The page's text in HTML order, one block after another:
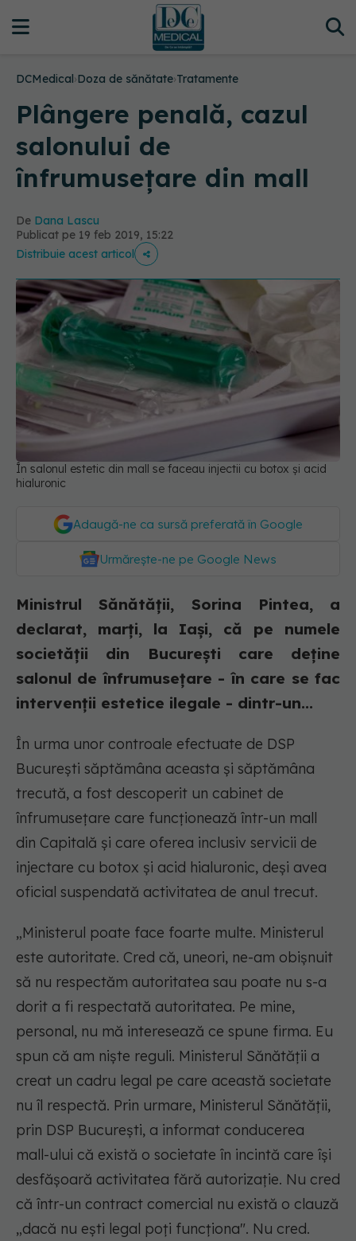
DCMedical›Doza de sănătate›Tratamente
Plângere penală, cazul
salonului de
înfrumusețare din mall
De Dana Lascu
Publicat pe 19 feb 2019, 15:22
Distribuie acest articol
În salonul estetic din mall se faceau injectii cu botox și acid
hialuronic
Adaugă-ne ca sursă preferată în Google
Urmărește-ne pe Google News
Ministrul Sănătății, Sorina Pintea, a
declarat, marți, la Iași, că pe numele
societății din București care deține
salonul de înfrumusețare - în care se fac
intervenții estetice ilegale - dintr-un...
În urma unor controale efectuate de DSP
București săptămâna aceasta și săptămâna
trecută, a fost descoperit un cabinet de
înfrumusețare care funcționează într-un mall
din Capitală și care oferea inclusiv servicii de
injectare cu botox și acid hialuronic, deși avea
oficial suspendată activitatea de anul trecut.
„Ministerul poate face foarte multe. Ministerul
este autoritate. Cred că, uneori, ne-am obișnuit
să nu respectăm autoritatea sau poate nu s-a
dorit a fi respectată autoritatea. Pe mine,
personal, nu mă interesează ce spune firma. Eu
spun că am niște reguli. Ministerul Sănătății a
creat un cadru legal pe care această societate
nu îl respectă. Prin urmare, Ministerul Sănătății,
prin DSP București, a informat conducerea
mall-ului că există o societate în incintă care își
desfășoară activitatea fără autorizație. Nu cred
că într-un contract comercial nu există o clauză
„dacă nu ești legal poți funcționa". Nu cred.